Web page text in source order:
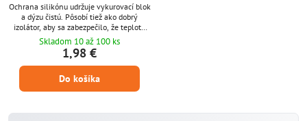
Ochrana silikónu udržuje vykurovací blok
a dýzu čistú. Pôsobí tiež ako dobrý
izolátor, aby sa zabezpečilo, že teplota
vykurovacieho bloku nie je ovplyvnená
prúdom vzduchu, čo zlepšuje kvalitu
tlače.
Skladom 10 až 100 ks
1,98 €
Do košíka